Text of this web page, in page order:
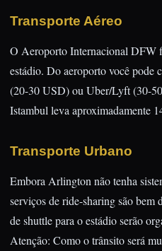
Transporte Aéreo
O Aeroporto Internacional DFW
estádio. Do aeroporto você pode
(20-30 USD) ou Uber/Lyft (30-
Istambul leva aproximadamente
Transporte Urbano
Embora Arlington não tenha
serviços de ride-sharing são bem
de shuttle para o estádio serão
Atenção: Como o trânsito será